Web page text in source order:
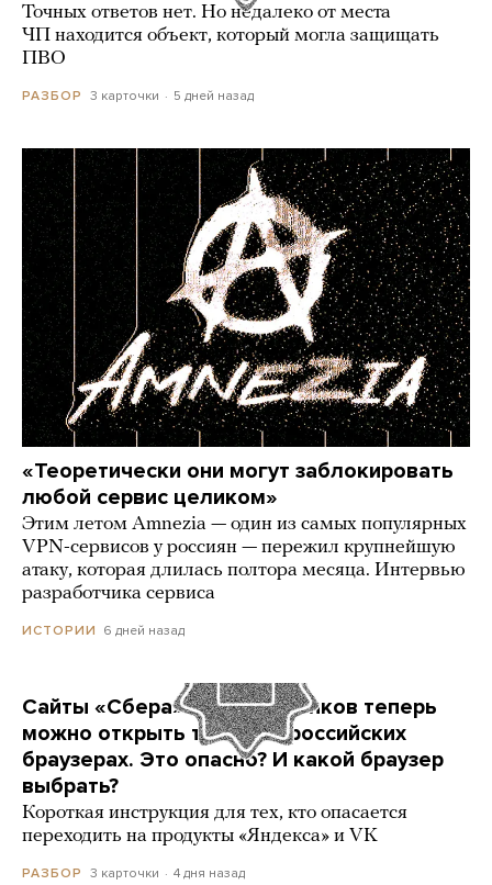
Точных ответов нет. Но недалеко от места
ЧП находится объект, который могла защищать
ПВО
РАЗБОР 3 карточки 5 дней назад
«Теоретически они могут заблокировать
любой сервис целиком»
Этим летом Amnezia — один из самых популярных
VPN-сервисов у россиян — пережил крупнейшую
атаку, которая длилась полтора месяца. Интервью
разработчика сервиса
ИСТОРИИ 6 дней назад
Сайты «Сбера» и других банков теперь
можно открыть только в российских
браузерах. Это опасно? И какой браузер
выбрать?
Короткая инструкция для тех, кто опасается
переходить на продукты «Яндекса» и VK
РАЗБОР 3 карточки 4 дня назад